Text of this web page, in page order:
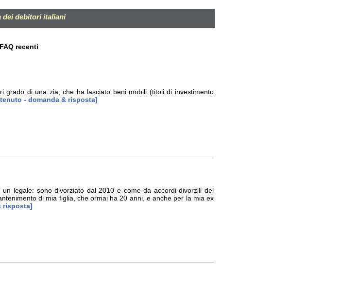
dei debitori italiani
recenti
di una zia, che ha lasciato beni mobili (titoli di investimento
- domanda & risposta]
legale: sono divorziato dal 2010 e come da accordi divorzili del
di mia figlia, che ormai ha 20 anni, e anche per la mia ex
risposta]